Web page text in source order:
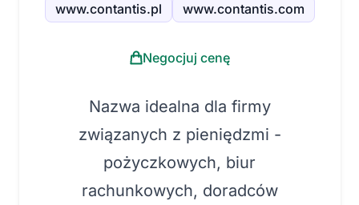
www.contantis.pl
www.contantis.com
Negocjuj cenę
Nazwa idealna dla firmy
związanych z pieniędzmi -
pożyczkowych, biur
rachunkowych, doradców